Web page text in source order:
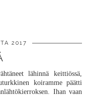
2017
lähinnä keittiössä,
koiramme päätti
Ihan vaan